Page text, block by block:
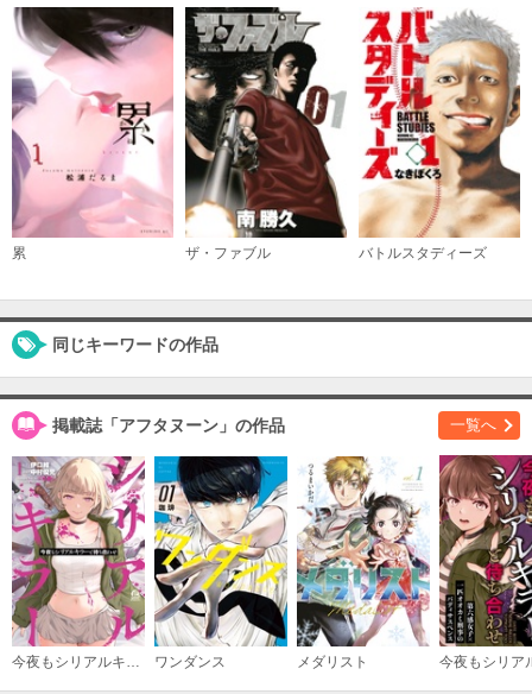
（１０）
必要ポイント：690
購入する
（１１）
必要ポイント：690
購入する
必要ポイント：
購入する
必要ポイント： 690
購入する
（１４）
必要ポイント：690
購入する
累 ザ・ファブル バトルスタディーズ
同じキーワードの作品
掲載誌「アフタヌーン」の作品 一覧へ
今夜もシリアルキラーと待ち合わせ ワンダンス メダリスト